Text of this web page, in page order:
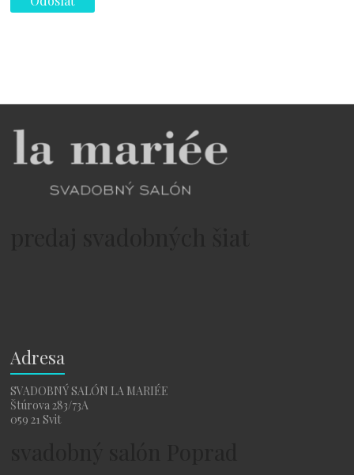
Adresa
SVADOBNÝ SALÓN LA MARIÉE
Štúrova 283/73A
059 21 Svit